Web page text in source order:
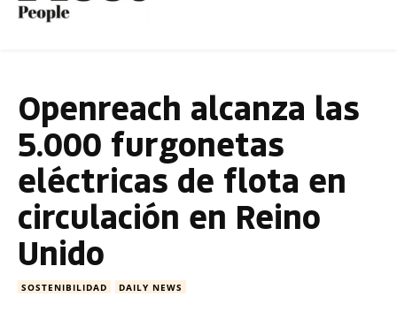
Openreach alcanza las
5.000 furgonetas
eléctricas de flota en
circulación en Reino
Unido
SOSTENIBILIDAD DAILY NEWS